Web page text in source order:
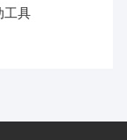
工具